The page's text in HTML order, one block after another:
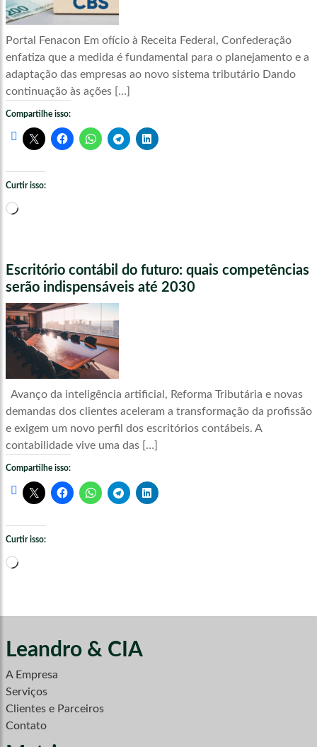
Portal Fenacon Em ofício à Receita Federal, Confederação
enfatiza que a medida é fundamental para o planejamento e a
adaptação das empresas ao novo sistema tributário Dando
continuação às ações […]
Compartilhe isso:
Curtir isso:
Carregando...
Escritório contábil do futuro: quais competências
serão indispensáveis até 2030
Avanço da inteligência artificial, Reforma Tributária e novas
demandas dos clientes aceleram a transformação da profissão
e exigem um novo perfil dos escritórios contábeis. A
contabilidade vive uma das […]
Compartilhe isso:
Curtir isso:
Carregando...
Leandro & CIA
A Empresa
Serviços
Clientes e Parceiros
Contato